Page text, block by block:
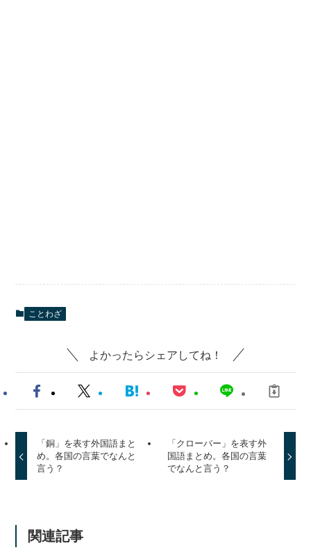
ことわざ
よかったらシェアしてね！
「銅」を表す外国語まと
め。各国の言葉でなんと
言う？
「クローバー」を表す外
国語まとめ。各国の言葉
でなんと言う？
関連記事